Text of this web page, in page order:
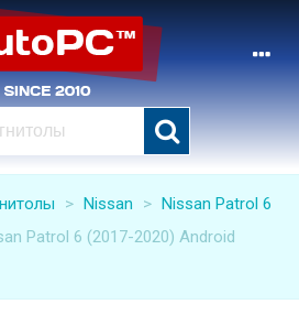
> Nissan > Nissan Patrol 6
Patrol 6 (2017-2020) Android